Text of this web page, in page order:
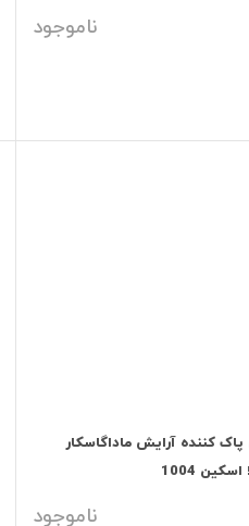
ناموجود
کننده آرایش ماداگاسکار
1004
ناموجود